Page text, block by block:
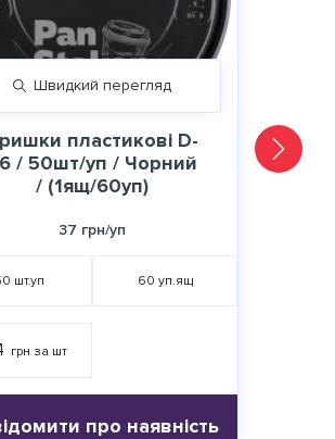
Швидкий перегляд
пластикові D-
/ 50шт/уп / Чорний
/ (1ящ/60уп)
37 грн/уп
шт.уп 60 уп.ящ
грн за шт
про наявність